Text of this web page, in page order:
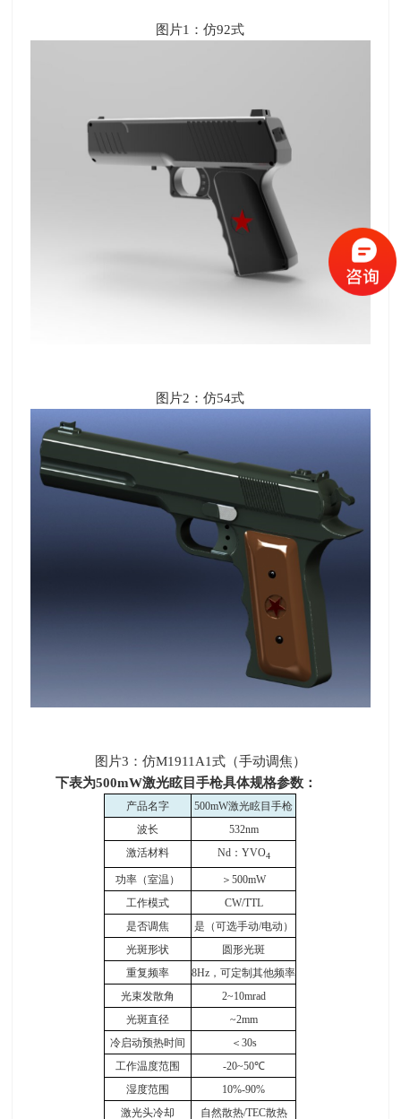
图片1 ：仿92式
图片2 ：仿54式
图片3 ：仿M1911A1式（手动调焦）
下表为500mW激光眩目手枪具体规格参数 ：
产品名字 500mW激光眩目手枪
波长
532nm
激活材料
Nd： YVO4
功率（室温） ＞500mW
工作模式
CW/TTL
是否调焦
是（可选手动/电动）
光斑形状
圆形光斑
重复频率
8Hz ，可定制其他频率
光束发散角
2~10mrad
光斑直径
~2mm
冷启动预热时间
＜ 30s
工作温度范围
-20~50℃
湿度范围
10%-90%
激光头冷却
自然散热/TEC散热